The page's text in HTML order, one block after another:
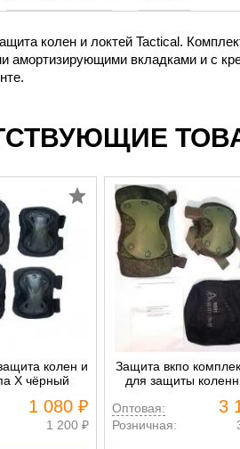
колен и локтей Tactical.
амортизирующими вкладками и с
колен и
X чёрный
1 080 ₽
1 200 ₽
Защита вкпо
для защиты
Оптовая:
3
Розничная: